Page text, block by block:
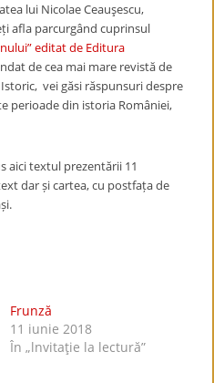
lui Nicolae Ceauşescu,
afla parcurgând cuprinsul
editat de Editura
de cea mai mare revistă de
vei găsi răspunsuri despre
perioade din istoria României,
aici textul prezentării 11
dar și cartea, cu postfața de
Frunză
11 iunie 2018
În „lnvitaţie la lectură”